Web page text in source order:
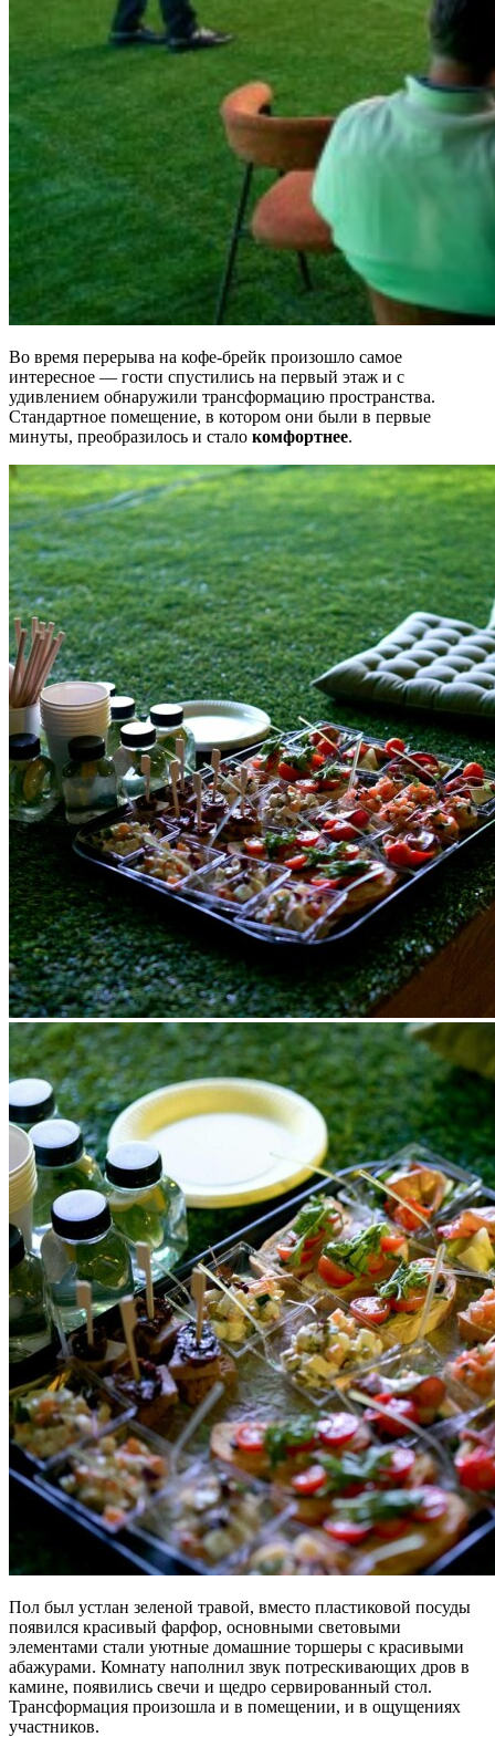
Во время перерыва на кофе-брейк произошло самое
интересное — гости спустились на первый этаж и с
удивлением обнаружили трансформацию пространства.
Стандартное помещение, в котором они были в первые
минуты, преобразилось и стало комфортнее.
Пол был устлан зеленой травой, вместо пластиковой посуды
появился красивый фарфор, основными световыми
элементами стали уютные домашние торшеры с красивыми
абажурами. Комнату наполнил звук потрескивающих дров в
камине, появились свечи и щедро сервированный стол.
Трансформация произошла и в помещении, и в ощущениях
участников.